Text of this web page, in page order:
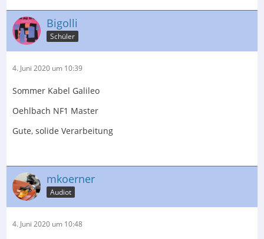
Bigolli
Schüler
4. Juni 2020 um 10:39
Sommer Kabel Galileo
Oehlbach NF1 Master
Gute, solide Verarbeitung
mkoerner
Audiot
4. Juni 2020 um 10:48